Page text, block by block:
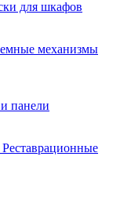
для шкафов
механизмы
панели
Реставрационные